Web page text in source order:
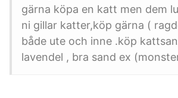
gärna köpa en katt men dem
ni gillar katter,köp gärna (
både ute och inne .köp
lavendel , bra sand ex